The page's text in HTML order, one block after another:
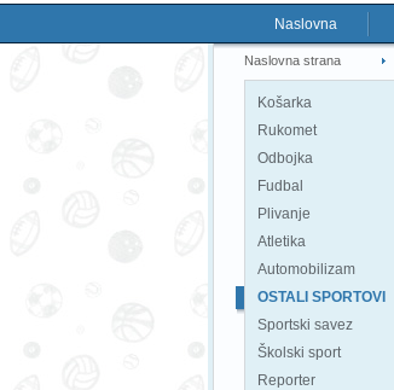
Naslovna
Naslovna strana
Košarka
Rukomet
Odbojka
Fudbal
Plivanje
Atletika
Automobilizam
OSTALI SPORTOVI
Sportski savez
Školski sport
Reporter